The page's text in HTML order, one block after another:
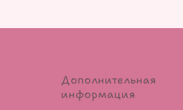
Дополнительная
информация